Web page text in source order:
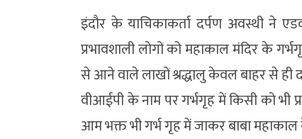
इंदौर के याचिकाकर्ता दर्पण अवस्थी ने
प्रभावशाली लोगों को महाकाल मंदिर के
से आने वाले लाखों श्रद्धालु केवल बाहर से ही
वीआईपी के नाम पर गर्भगृह में किसी को भी
आम भक्त भी गर्भ गृह में जाकर बाबा